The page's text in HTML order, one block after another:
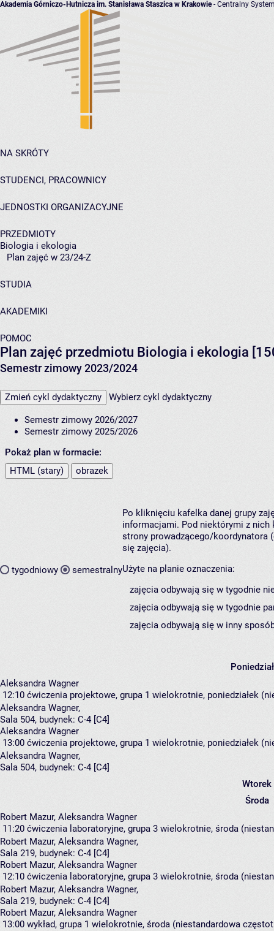
Akademia Górniczo-Hutnicza im. Stanisława Staszica w Krakowie- Centralny
NA SKRÓTY
STUDENCI, PRACOWNICY
JEDNOSTKI ORGANIZACYJNE
PRZEDMIOTY
Biologia i ekologia
Plan zajęć w 23/24-Z
STUDIA
AKADEMIKI
POMOC
Plan zajęć przedmiotu Biologia i ekologia
Semestr zimowy 2023/2024
Zmień cykl dydaktyczny Wybierz cykl dydaktyczny
Semestr zimowy 2026/2027
Semestr zimowy 2025/2026
Pokaż plan w formacie:
HTML (stary)
obrazek
tygodniowy semestralny
Po kliknięciu kafelka danej grupy
informacjami. Pod niektórymi z nich
strony prowadzącego/koordynatora
się zajęcia).
Użyte na planie oznaczenia:
zajęcia odbywają się w tygodnie
zajęcia odbywają się w tygodnie
zajęcia odbywają się w inny
Aleksandra Wagner
12:10 ćwiczenia projektowe, grupa 1 wielokrotnie, poniedziałek
Aleksandra Wagner,
Sala 504, budynek: C-4 [C4]
Aleksandra Wagner
13:00 ćwiczenia projektowe, grupa 1 wielokrotnie, poniedziałek
Aleksandra Wagner,
Sala 504, budynek: C-4 [C4]
Wtorek
Środa
Robert Mazur, Aleksandra Wagner
11:20 ćwiczenia laboratoryjne, grupa 3 wielokrotnie, środa
Robert Mazur, Aleksandra Wagner,
Sala 219, budynek: C-4 [C4]
Robert Mazur, Aleksandra Wagner
12:10 ćwiczenia laboratoryjne, grupa 3 wielokrotnie, środa
Robert Mazur, Aleksandra Wagner,
Sala 219, budynek: C-4 [C4]
Robert Mazur, Aleksandra Wagner
13:00 wykład, grupa 1 wielokrotnie, środa (niestandardowa